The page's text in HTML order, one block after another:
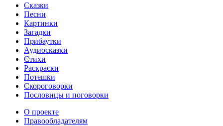
Сказки
Песни
Картинки
Загадки
Прибаутки
Аудиосказки
Стихи
Раскраски
Потешки
Скороговорки
Пословицы и поговорки
О проекте
Правообладателям